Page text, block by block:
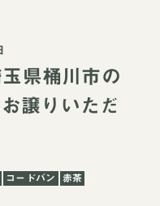
県桶川市の
譲りいただ
コードバン 赤茶